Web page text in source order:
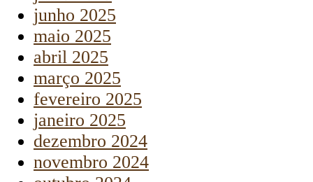
junho 2025
maio 2025
abril 2025
março 2025
fevereiro 2025
janeiro 2025
dezembro 2024
novembro 2024